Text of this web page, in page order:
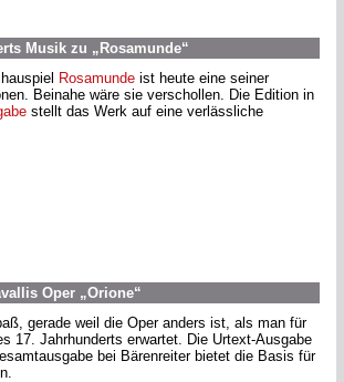
Musik zu „Rosamunde“
Rosamundeist heute eine seiner
Beinahe wäre sie verschollen. Die Edition in
stellt das Werk auf eine verlässliche
Oper „Orione“
gerade weil die Oper anders ist, als man für
17. Jahrhunderts erwartet. Die Urtext-Ausgabe
bei Bärenreiter bietet die Basis für